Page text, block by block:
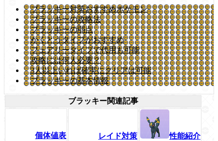
ブラッキー対策おすすめポケモン
ブラッキーの攻略法
ブラッキーの弱点
かくとうタイプがおすすめ
フェアリータイプで代用も可能
攻略には何人必要？
3人以上いれば確実にクリアは可能
ブラッキーの基本情報
ブラッキー関連記事
個体値表 レイド対策
性能紹介